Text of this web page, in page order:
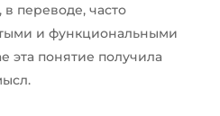
в переводе, часто
и функциональными
эта понятие получила